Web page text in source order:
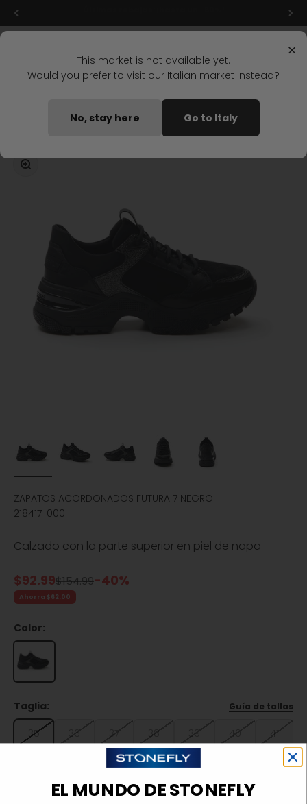
Ir al contenido
Home ZAPATOS ACORDONADOS FUTURA 7 NEGRO
Zoom
ZAPATOS ACORDONADOS FUTURA 7 NEGRO
218417-000
Calzado con la parte superior en piel de napa
Precio de oferta
$92.99Precio normal
$154.99-40%
Ahorra $62.00
Color:
Taglia: Guía de tallas
35 36 37 38 39 40 41
×
This market is not available yet.
Would you prefer to visit our Italian market instead?
No, stay here Go to Italy
EL MUNDO DE STONEFLY